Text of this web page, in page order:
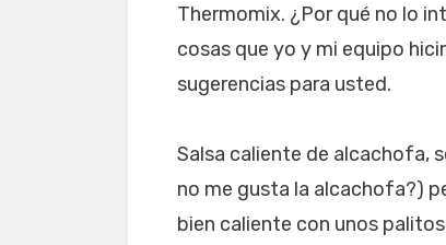
Thermomix. ¿Por qué no lo
cosas que yo y mi equipo
sugerencias para usted.
Salsa caliente de alcachofa,
no me gusta la alcachofa?)
bien caliente con unos